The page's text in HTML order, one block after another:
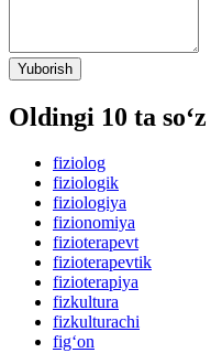
Yuborish
Oldingi 10 ta so‘z
fiziolog
fiziologik
fiziologiya
fizionomiya
fizioterapevt
fizioterapevtik
fizioterapiya
fizkultura
fizkulturachi
fig‘on